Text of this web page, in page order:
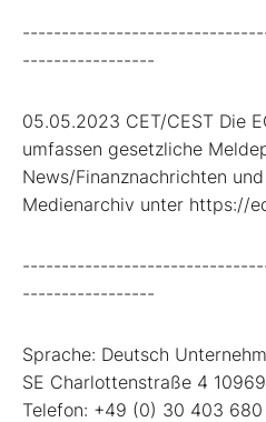
-----------------
05.05.2023 CET/CEST Die
umfassen gesetzliche
News/Finanznachrichten
Medienarchiv unter https://
-----------------
Sprache: Deutsch
SE Charlottenstraße 4
Telefon: +49 (0) 30 403